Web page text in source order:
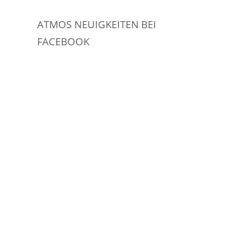
ATMOS NEUIGKEITEN BEI
FACEBOOK